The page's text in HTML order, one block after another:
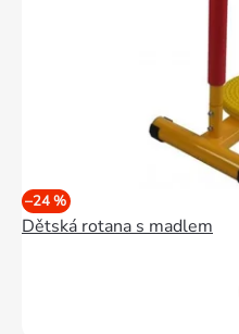
–24 %
Dětská rotana s madlem